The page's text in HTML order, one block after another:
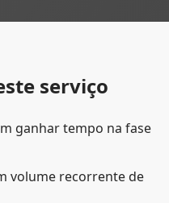
serviço
ganhar tempo na fase
volume recorrente de